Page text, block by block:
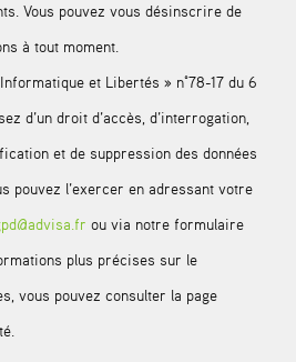
Vous pouvez vous désinscrire de
à tout moment.
et Libertés » n°78-17 du 6
d’un droit d’accès, d’interrogation,
et de suppression des données
pouvez l’exercer en adressant votre
ou via notre formulaire
plus précises sur le
vous pouvez consulter la page